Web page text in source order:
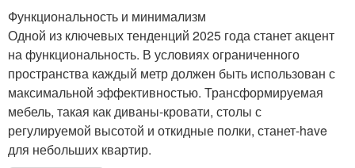
Функциональность и минимализм
Одной из ключевых тенденций 2025 года станет акцент
на функциональность. В условиях ограниченного
пространства каждый метр должен быть использован с
максимальной эффективностью. Трансформируемая
мебель, такая как диваны-кровати, столы с
регулируемой высотой и откидные полки, станет-have
для небольших квартир.